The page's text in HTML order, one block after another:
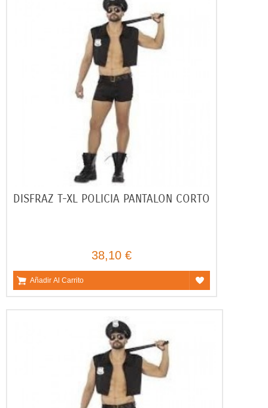
DISFRAZ T-XL POLICIA PANTALON CORTO
38,10 €
Añadir Al Carrito